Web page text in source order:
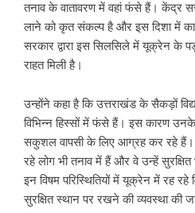
तनाव के वातावरण में वहां फंसे हैं। केंद्र
लाने को कृत संकल्प है और इस दिशा में
सरकार द्वारा इस सिलसिले में यूक्रेन के
राहत मिली है।
उन्होंने कहा है कि उत्तराखंड के सैकड़ों
विभिन्न हिस्सों में फंसे हैं। इस कारण
सकुशल वापसी के लिए आग्रह कर रहे हैं।
रहे लोग भी तनाव में हैं और वे उन्हें
इन विषम परिस्थितियों में यूक्रेन में रह रहे
सुरक्षित स्थान पर रखने की व्यवस्था की